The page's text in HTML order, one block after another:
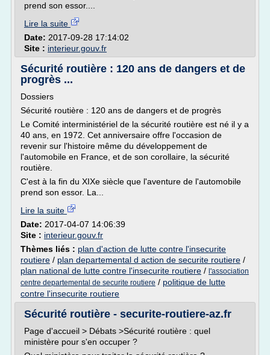
prend son essor....
Lire la suite
Date: 2017-09-28 17:14:02
Site : interieur.gouv.fr
Sécurité routière : 120 ans de dangers et de
progrès ...
Dossiers
Sécurité routière : 120 ans de dangers et de progrès
Le Comité interministériel de la sécurité routière est né il y a
40 ans, en 1972. Cet anniversaire offre l'occasion de
revenir sur l'histoire même du développement de
l'automobile en France, et de son corollaire, la sécurité
routière.
C'est à la fin du XIXe siècle que l'aventure de l'automobile
prend son essor. La...
Lire la suite
Date: 2017-04-07 14:06:39
Site : interieur.gouv.fr
Thèmes liés : plan d'action de lutte contre l'insecurite
routiere / plan departemental d action de securite routiere /
plan national de lutte contre l'insecurite routiere / l'association
centre departemental de securite routiere / politique de lutte
contre l'insecurite routiere
Sécurité routière - securite-routiere-az.fr
Page d'accueil > Débats >Sécurité routière : quel
ministère pour s'en occuper ?